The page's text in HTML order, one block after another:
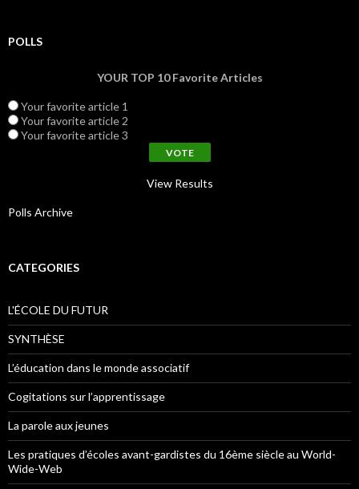
POLLS
YOUR TOP 10 Favorite Articles
Your favorite article 1
Your favorite article 2
Your favorite article 3
View Results
Polls Archive
CATEGORIES
L'ÉCOLE DU FUTUR
SYNTHÈSE
L’éducation dans le monde associatif
Cogitations sur l’apprentissage
La parole aux jeunes
Les pratiques d’écoles avant-gardistes du 16ème siècle au World-
Wide-Web